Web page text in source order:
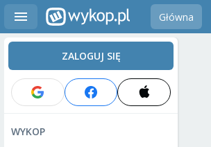
Główna
ZALOGUJ SIĘ
WYKOP